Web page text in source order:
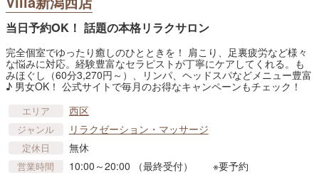
当日予約OK！ 話題の本格リラクサロン
完全個室でゆったり癒しのひとときを！ 肩こり、足裏疲労など様々
な悩みに対応。経験豊富なセラピストが丁寧にケアしてくれる。も
みほぐし（60分3,270円～）、リンパ、ヘッドスパなどメニュー豊富
♪ 男女OK！ 公式サイトで毎月のお得なキャンペーンもチェック！
エリア 西区
ジャンル リラクゼーション・マッサージ
定休日 無休
営業時間 10:00～20:00 （最終受付） ※要予約